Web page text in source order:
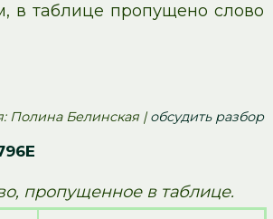
в таблице пропущено слово
Полина Белинская |обсудить разбор
пропущенное в таблице.